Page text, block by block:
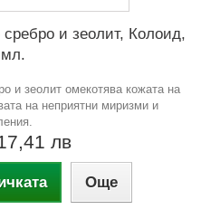
и зеолит, Колоид,
и зеолит омекотява кожата на
на неприятни миризми и
лв
Още